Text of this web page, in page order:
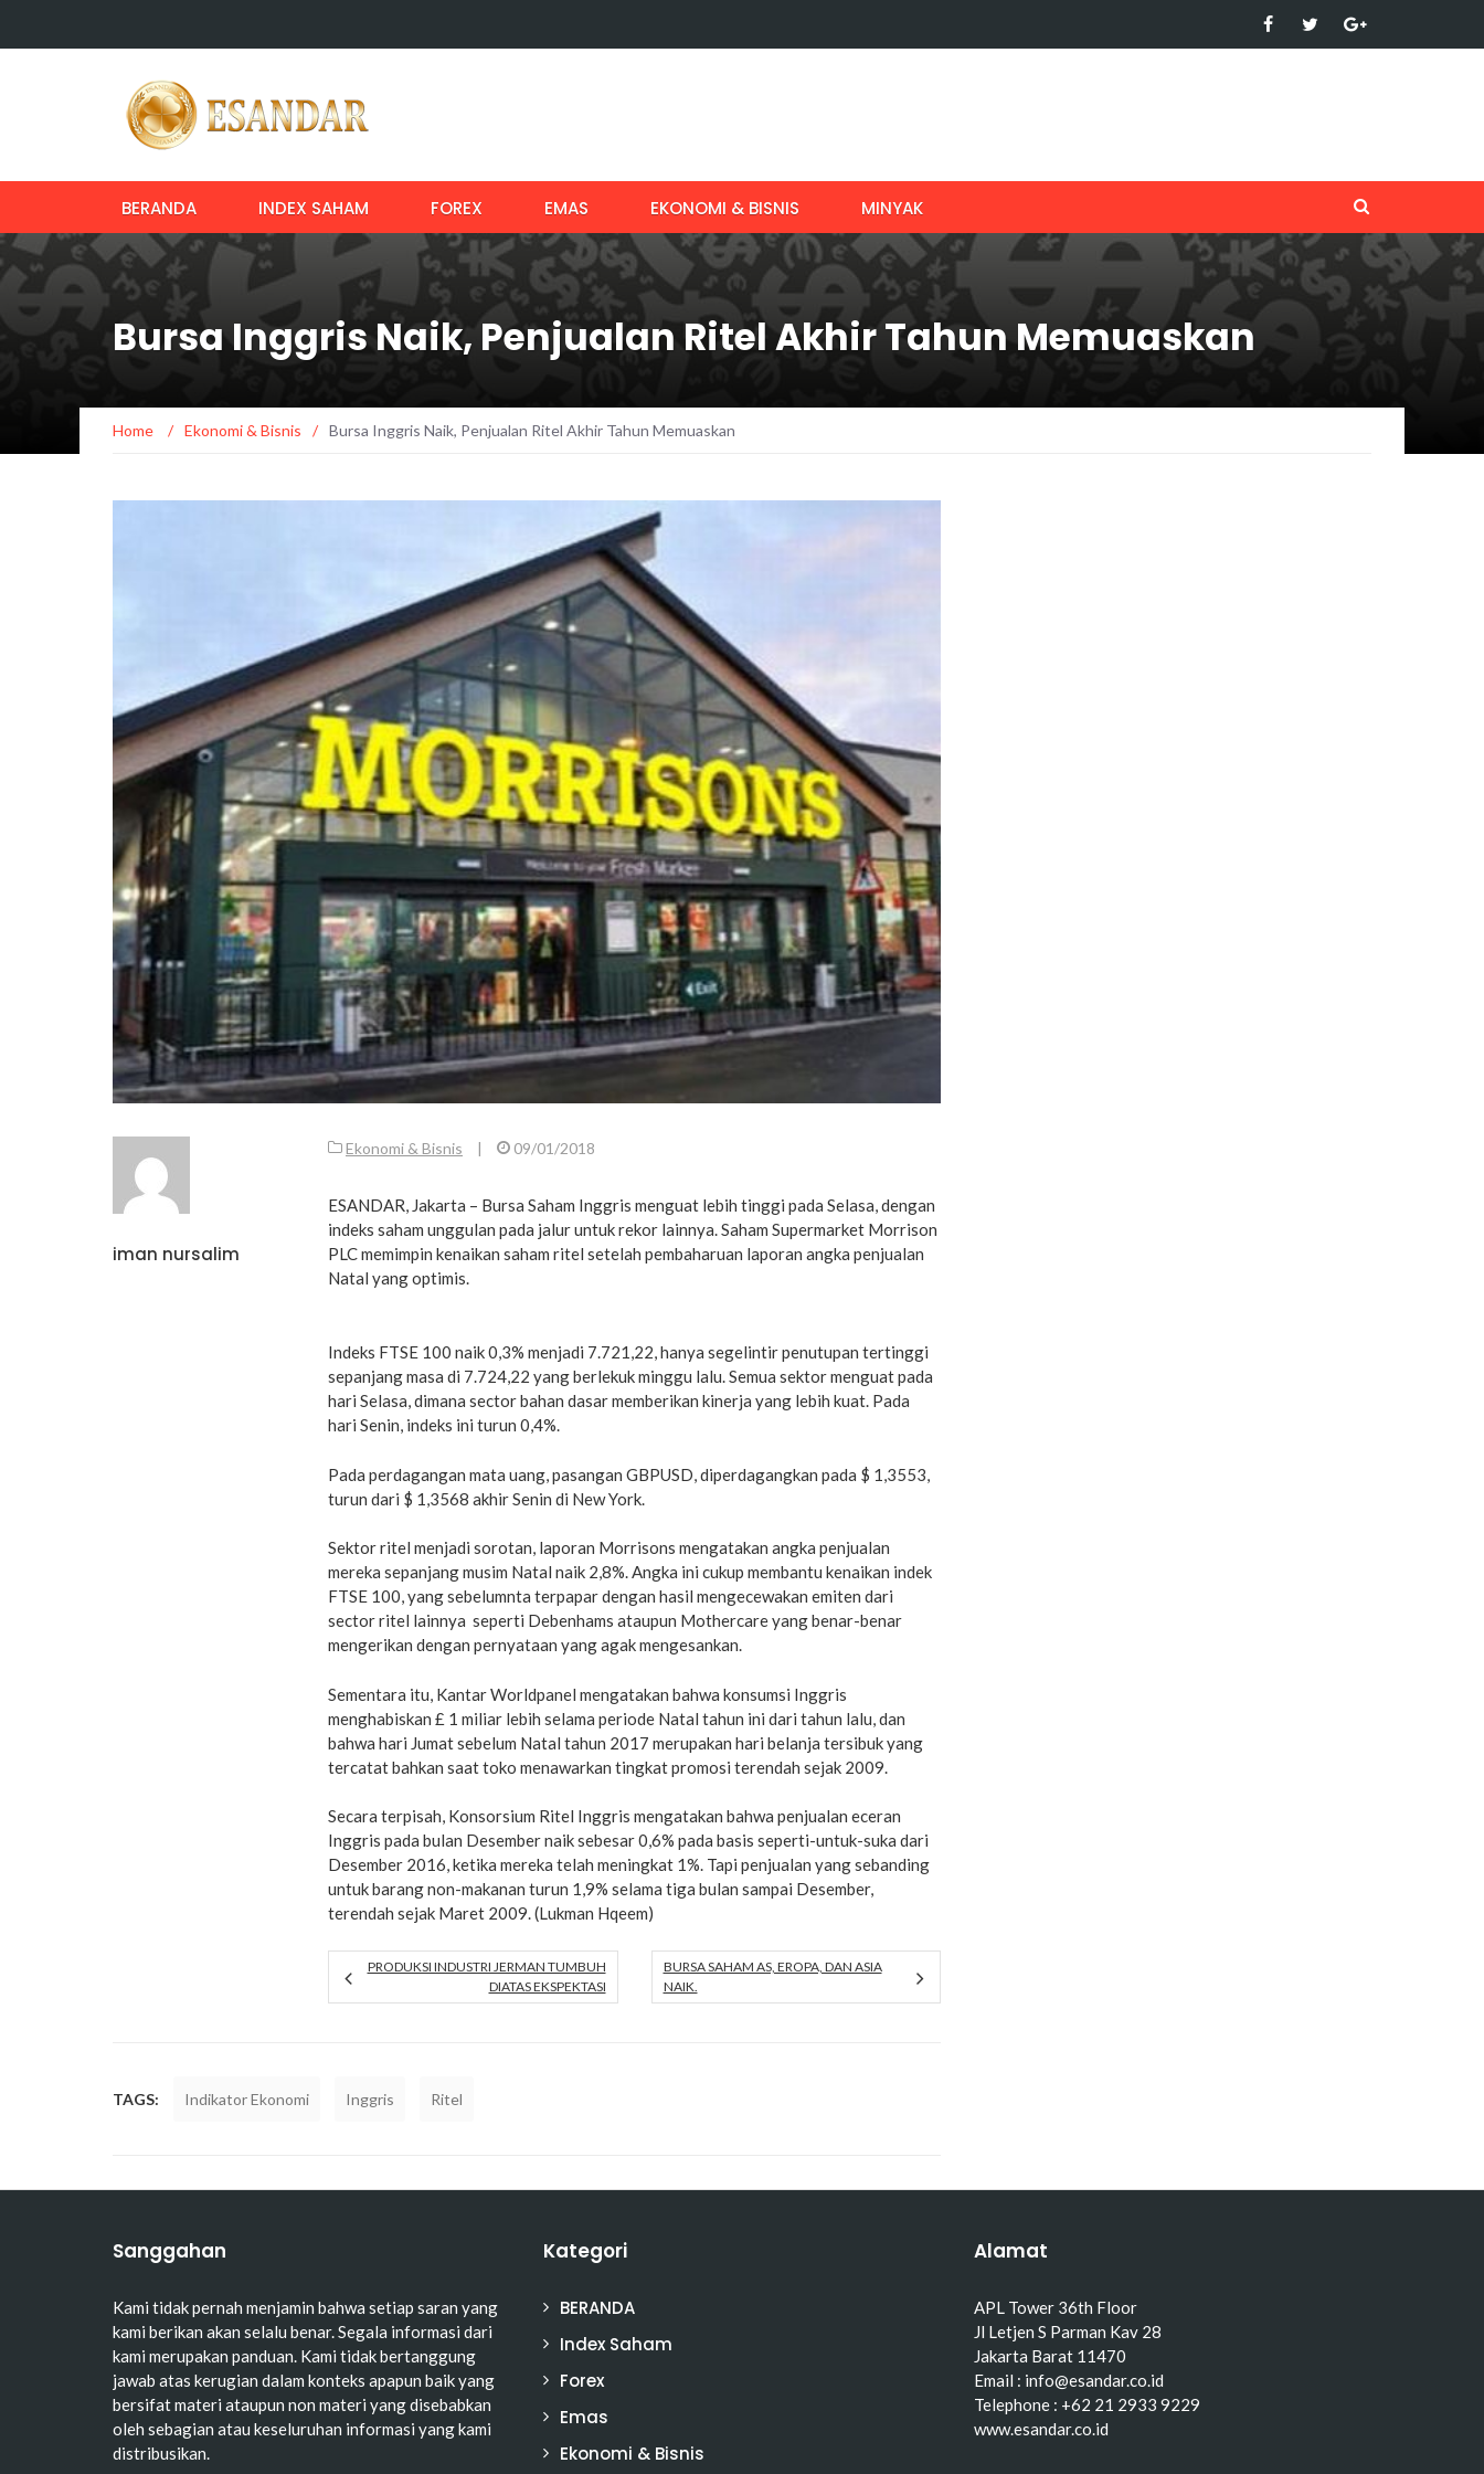
BERANDA INDEX SAHAM FOREX EMAS EKONOMI & BISNIS MINYAK
Bursa Inggris Naik, Penjualan Ritel Akhir Tahun Memuaskan
Home / Ekonomi & Bisnis / Bursa Inggris Naik, Penjualan Ritel Akhir Tahun Memuaskan
iman nursalim
Ekonomi & Bisnis | 09/01/2018
ESANDAR, Jakarta – Bursa Saham Inggris menguat lebih tinggi pada Selasa, dengan
indeks saham unggulan pada jalur untuk rekor lainnya. Saham Supermarket Morrison
PLC memimpin kenaikan saham ritel setelah pembaharuan laporan angka penjualan
Natal yang optimis.
Indeks FTSE 100 naik 0,3% menjadi 7.721,22, hanya segelintir penutupan tertinggi
sepanjang masa di 7.724,22 yang berlekuk minggu lalu. Semua sektor menguat pada
hari Selasa, dimana sector bahan dasar memberikan kinerja yang lebih kuat. Pada
hari Senin, indeks ini turun 0,4%.
Pada perdagangan mata uang, pasangan GBPUSD, diperdagangkan pada $ 1,3553,
turun dari $ 1,3568 akhir Senin di New York.
Sektor ritel menjadi sorotan, laporan Morrisons mengatakan angka penjualan
mereka sepanjang musim Natal naik 2,8%. Angka ini cukup membantu kenaikan indek
FTSE 100, yang sebelumnta terpapar dengan hasil mengecewakan emiten dari
sector ritel lainnya seperti Debenhams ataupun Mothercare yang benar-benar
mengerikan dengan pernyataan yang agak mengesankan.
Sementara itu, Kantar Worldpanel mengatakan bahwa konsumsi Inggris
menghabiskan £ 1 miliar lebih selama periode Natal tahun ini dari tahun lalu, dan
bahwa hari Jumat sebelum Natal tahun 2017 merupakan hari belanja tersibuk yang
tercatat bahkan saat toko menawarkan tingkat promosi terendah sejak 2009.
Secara terpisah, Konsorsium Ritel Inggris mengatakan bahwa penjualan eceran
Inggris pada bulan Desember naik sebesar 0,6% pada basis seperti-untuk-suka dari
Desember 2016, ketika mereka telah meningkat 1%. Tapi penjualan yang sebanding
untuk barang non-makanan turun 1,9% selama tiga bulan sampai Desember,
terendah sejak Maret 2009. (Lukman Hqeem)
PRODUKSI INDUSTRI JERMAN TUMBUH
DIATAS EKSPEKTASI
BURSA SAHAM AS, EROPA, DAN ASIA
NAIK.
TAGS: Indikator Ekonomi Inggris Ritel
Sanggahan
Kami tidak pernah menjamin bahwa setiap saran yang
kami berikan akan selalu benar. Segala informasi dari
kami merupakan panduan. Kami tidak bertanggung
jawab atas kerugian dalam konteks apapun baik yang
bersifat materi ataupun non materi yang disebabkan
oleh sebagian atau keseluruhan informasi yang kami
distribusikan.
Kategori
BERANDA
Index Saham
Forex
Emas
Ekonomi & Bisnis
Alamat
APL Tower 36th Floor
Jl Letjen S Parman Kav 28
Jakarta Barat 11470
Email : info@esandar.co.id
Telephone : +62 21 2933 9229
www.esandar.co.id